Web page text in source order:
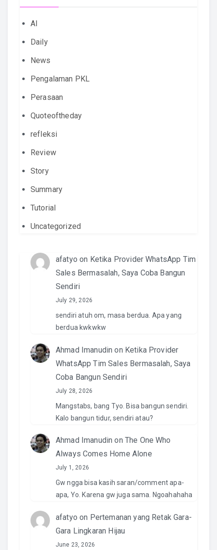
AI
Daily
News
Pengalaman PKL
Perasaan
Quoteoftheday
refleksi
Review
Story
Summary
Tutorial
Uncategorized
afatyo on Ketika Provider WhatsApp Tim
Sales Bermasalah, Saya Coba Bangun
Sendiri
July 29, 2026
sendiri atuh om, masa berdua. Apa yang
berdua kwkwkw
Ahmad Imanudin on Ketika Provider
WhatsApp Tim Sales Bermasalah, Saya
Coba Bangun Sendiri
July 28, 2026
Mangstabs, bang Tyo. Bisa bangun sendiri.
Kalo bangun tidur, sendiri atau?
Ahmad Imanudin on The One Who
Always Comes Home Alone
July 1, 2026
Gw ngga bisa kasih saran/comment apa-
apa, Yo. Karena gw juga sama. Ngoahahaha
afatyo on Pertemanan yang Retak Gara-
Gara Lingkaran Hijau
June 23, 2026